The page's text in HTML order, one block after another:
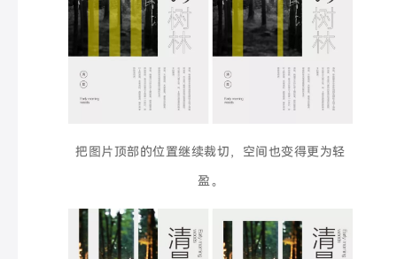
把图片顶部的位置继续裁切，空间也变得更为轻
盈。